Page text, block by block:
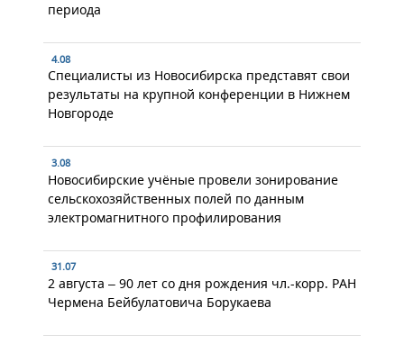
периода
4.08
Специалисты из Новосибирска представят свои
результаты на крупной конференции в Нижнем
Новгороде
3.08
Новосибирские учёные провели зонирование
сельскохозяйственных полей по данным
электромагнитного профилирования
31.07
2 августа – 90 лет со дня рождения чл.-корр. РАН
Чермена Бейбулатовича Борукаева